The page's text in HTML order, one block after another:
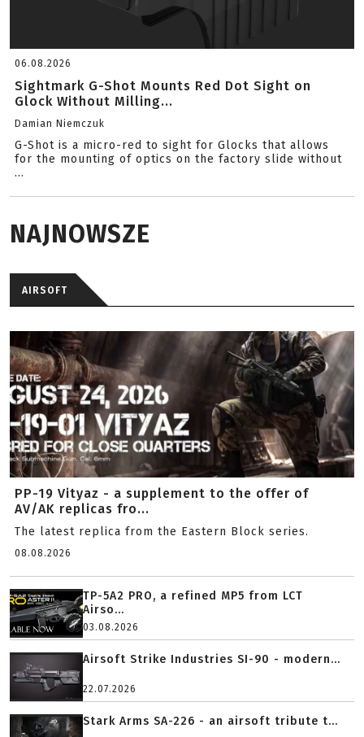
06.08.2026
Sightmark G-Shot Mounts Red Dot Sight on
Glock Without Milling...
Damian Niemczuk
G-Shot is a micro-red to sight for Glocks that allows
for the mounting of optics on the factory slide without
...
NAJNOWSZE
AIRSOFT
PP-19 Vityaz - a supplement to the offer of
AV/AK replicas fro...
The latest replica from the Eastern Block series.
08.08.2026
TP-5A2 PRO, a refined MP5 from LCT
Airso...
03.08.2026
Airsoft Strike Industries SI-90 - modern...
22.07.2026
Stark Arms SA-226 - an airsoft tribute t...